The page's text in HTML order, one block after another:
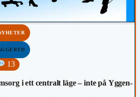
13
i ett centralt läge – inte på Yggen-